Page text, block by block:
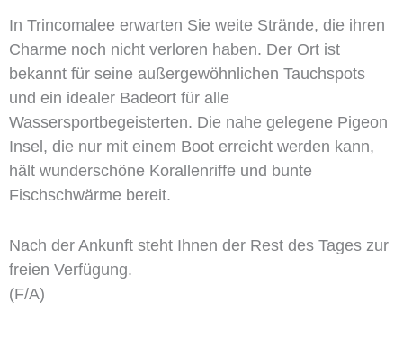
In Trincomalee erwarten Sie weite Strände, die ihren
Charme noch nicht verloren haben. Der Ort ist
bekannt für seine außergewöhnlichen Tauchspots
und ein idealer Badeort für alle
Wassersportbegeisterten. Die nahe gelegene Pigeon
Insel, die nur mit einem Boot erreicht werden kann,
hält wunderschöne Korallenriffe und bunte
Fischschwärme bereit.
Nach der Ankunft steht Ihnen der Rest des Tages zur
freien Verfügung.
(F/A)